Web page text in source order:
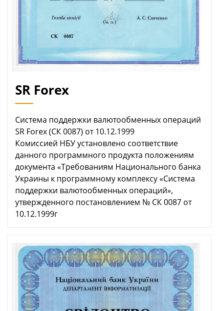
SR Forex
Система поддержки валютообменных операций
SR Forex (СК 0087) от 10.12.1999
Комиссией НБУ установлено соответствие
данного программного продукта положениям
документа «Требованиям Национального банка
Украины к программному комплексу «Система
поддержки валютообменных операций»,
утвержденного постановлением № СК 0087 от
10.12.1999г